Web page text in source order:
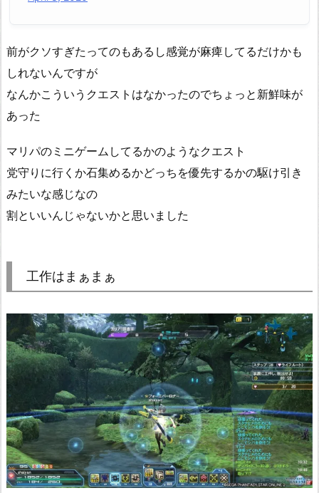
前がクソすぎたってのもあるし感覚が麻痺してるだけかも
しれないんですが
なんかこういうクエストはなかったのでちょっと新鮮味が
あった
マリパのミニゲームしてるかのようなクエスト
党守りに行くか石集めるかどっちを優先するかの駆け引き
みたいな感じなの
割といいんじゃないかと思いました
工作はまぁまぁ